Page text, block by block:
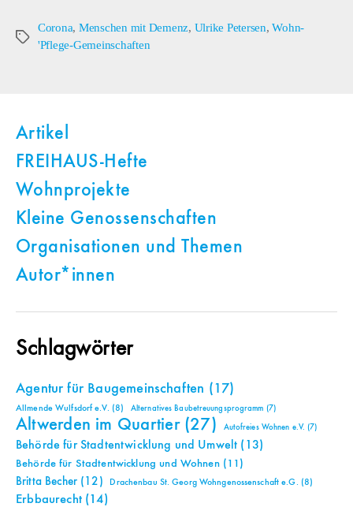
Schlagwörter
Corona, Menschen mit Demenz, Ulrike Petersen,Wohn-
'Pflege-Gemeinschaften
Artikel
FREIHAUS-Hefte
Wohnprojekte
Kleine Genossenschaften
Organisationen und Themen
Autor*innen
Schlagwörter
Agentur für Baugemeinschaften (17)
Allmende Wulfsdorf e.V. (8) Alternatives Baubetreuungsprogramm (7)
Altwerden im Quartier(27) Autofreies Wohnen e.V. (7)
Behörde für Stadtentwicklung und Umwelt (13)
Behörde für Stadtentwicklung und Wohnen(11)
Britta Becher(12) Drachenbau St. Georg Wohngenossenschaft e.G. (8)
Erbbaurecht(14)